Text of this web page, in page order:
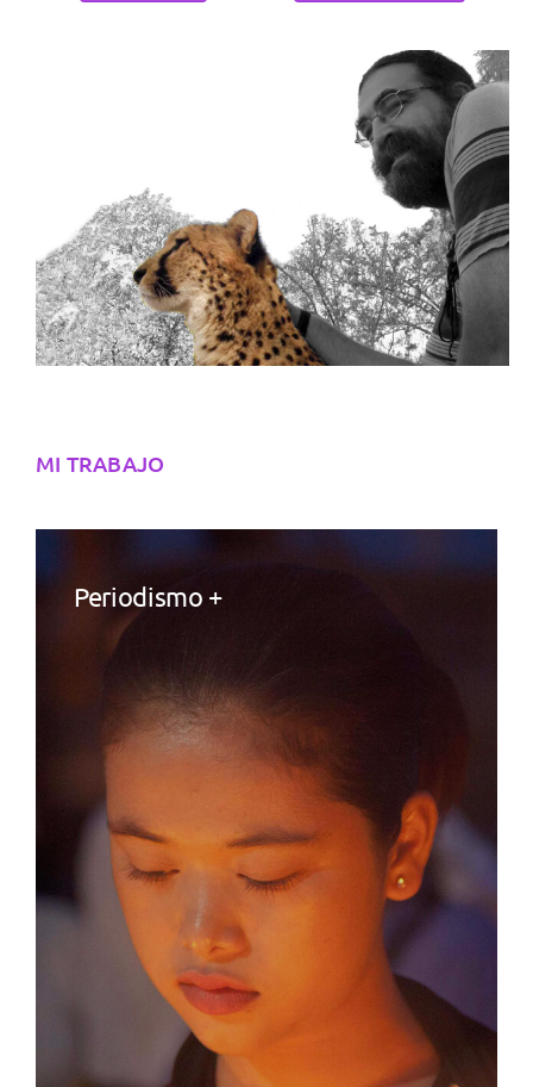
MI TRABAJO
Periodismo +